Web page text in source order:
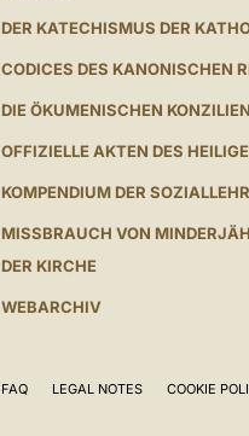
DER KATECHISMUS DER
CODICES DES KANONISCHEN
DIE ÖKUMENISCHEN KONZILIEN
OFFIZIELLE AKTEN DES
KOMPENDIUM DER
MISSBRAUCH VON
DER KIRCHE
WEBARCHIV
FAQ LEGAL NOTES COOKIE